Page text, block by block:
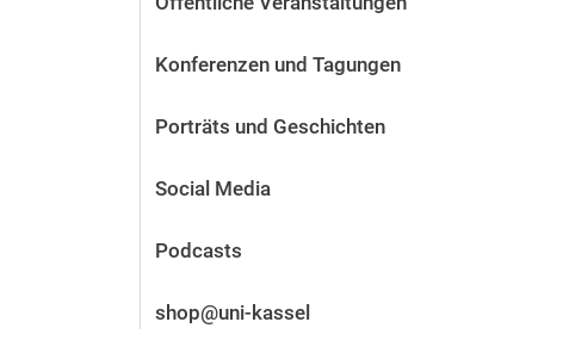
Stellenangebote
Alum­ni und Freunde
Kontakt und Standorte
Konferenzen und Tagungen
Porträts und Geschichten
Social Media
Podcasts
shop@uni-kassel